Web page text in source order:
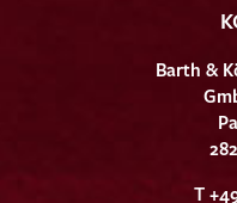
Barth &
T